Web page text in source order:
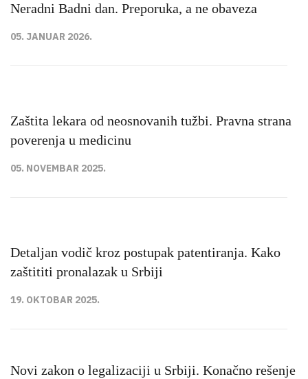
Neradni Badni dan. Preporuka, a ne obaveza
05. JANUAR 2026.
Zaštita lekara od neosnovanih tužbi. Pravna strana
poverenja u medicinu
05. NOVEMBAR 2025.
Detaljan vodič kroz postupak patentiranja. Kako
zaštititi pronalazak u Srbiji
19. OKTOBAR 2025.
Novi zakon o legalizaciji u Srbiji. Konačno rešenje